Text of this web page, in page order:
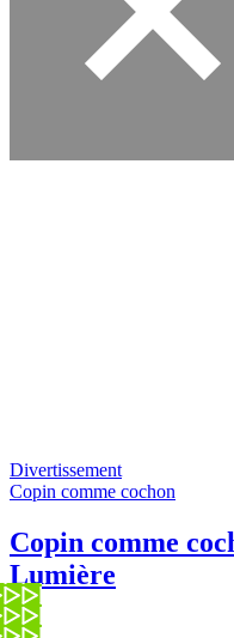
Divertissement
Copin comme cochon
Copin comme
Lumière